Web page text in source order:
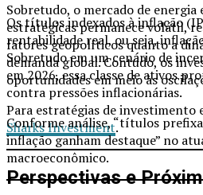
Sobretudo, o mercado de
estratégicas permanece volátil,
fatores geopolíticos quanto a
demanda global. Contudo, os
oportunidades em meio às
Para estratégias de investimento
Sharks Investment.
Perspectivas e
Os títulos indexados à inflação
rentabilidade real, ou seja,
Sobretudo em um cenário de
em 2026, essa classe de ativos
contra pressões inflacionárias.
Conforme análise, “títulos
inflação ganham destaque” no
macroeconômico.